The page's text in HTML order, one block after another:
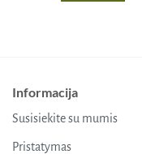
Informacija
Susisiekite su mumis
Pristatymas